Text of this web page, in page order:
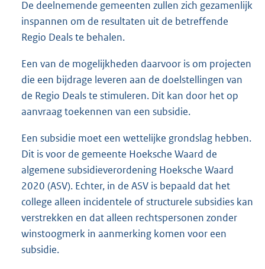
De deelnemende gemeenten zullen zich gezamenlijk
inspannen om de resultaten uit de betreffende
Regio Deals te behalen.
Een van de mogelijkheden daarvoor is om projecten
die een bijdrage leveren aan de doelstellingen van
de Regio Deals te stimuleren. Dit kan door het op
aanvraag toekennen van een subsidie.
Een subsidie moet een wettelijke grondslag hebben.
Dit is voor de gemeente Hoeksche Waard de
algemene subsidieverordening Hoeksche Waard
2020 (ASV). Echter, in de ASV is bepaald dat het
college alleen incidentele of structurele subsidies kan
verstrekken en dat alleen rechtspersonen zonder
winstoogmerk in aanmerking komen voor een
subsidie.